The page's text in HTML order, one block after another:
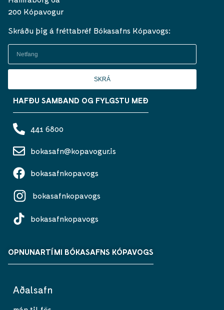
200 Kópavogur
Skráðu þig á fréttabréf Bókasafns Kópavogs:
SKRÁ
HAFÐU SAMBAND OG FYLGSTU MEÐ
441 6800
bokasafn@kopavogur.is
bokasafnkopavogs
bokasafnkopavogs
bokasafnkopavogs
OPNUNARTÍMI BÓKASAFNS KÓPAVOGS
Aðalsafn